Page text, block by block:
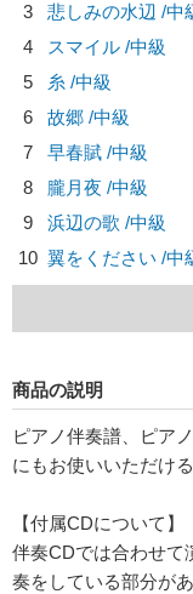
3
悲しみの水辺 /中
4
スマイル /中級
5
糸 /中級
6
故郷 /中級
7
早春賦 /中級
8
朧月夜 /中級
9
浜辺の歌 /中級
10 翼をください /中
商品の説明
ピアノ伴奏譜、ピア
にもお使いいただけ
【付属CDについて】
伴奏CDでは合わせて
奏をしている部分があ